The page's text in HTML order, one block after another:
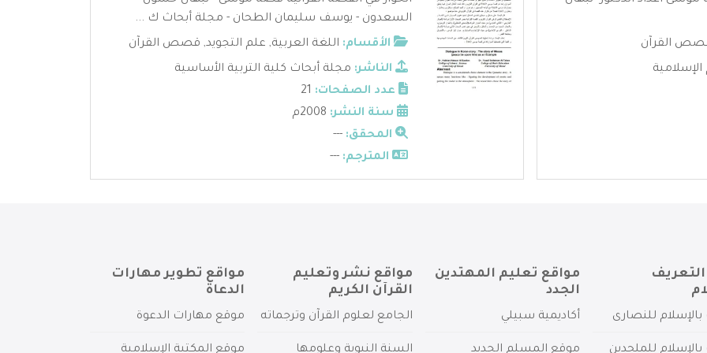
القرآن
السعدون - يوسف سليمان الطحان - مجلة أبحاث ك ...
الأقسام: اللغة العربية, علم التجويد, قصص القرآن
الناشر: مجلة أبحاث كلية التربية الأساسية
عدد الصفحات:
سنة النشر:
المحقق: ---
المترجم: ---
بالإسلام للنصارى
للملحدين
مواقع تعليم المهتدين
الجدد
أكاديمية سبيلي
موقع المسلم الجديد
مواقع نشر وتعليم
القرآن الكريم
الجامع لعلوم القرآن وترجماته
السنة النبوية وعلومها
مواقع تطوير مهارات
الدعاة
موقع مهارات الدعوة
موقع المكتبة الإسلامية